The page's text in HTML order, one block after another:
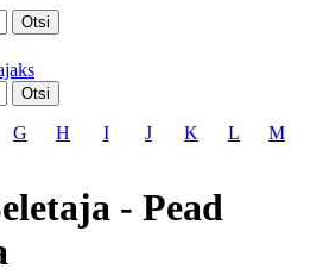
Otsi
Otsi
G H I J K L M
- Pead